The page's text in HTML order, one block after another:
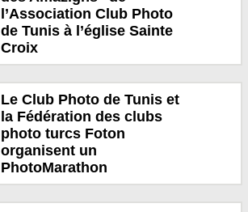
l’Association Club Photo
de Tunis à l’église Sainte
Croix
Le Club Photo de Tunis et
la Fédération des clubs
photo turcs Foton
organisent un
PhotoMarathon